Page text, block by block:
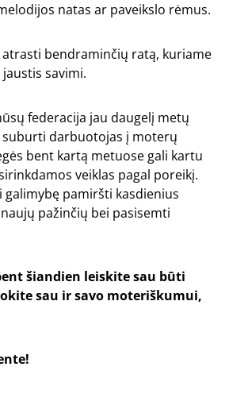
natas ar paveikslo rėmus.
bendraminčių ratą, kuriame
savimi.
federacija jau daugelį metų
darbuotojas į moterų
bent kartą metuose gali kartu
veiklas pagal poreikį.
pamiršti kasdienius
pažinčių bei pasisemti
šiandien leiskite sau būti
sau ir savo moteriškumui,